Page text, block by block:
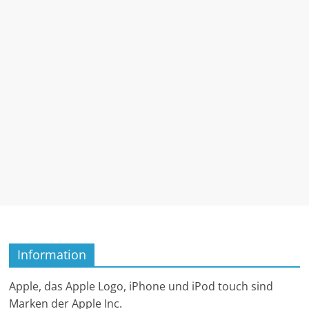
Information
Apple, das Apple Logo, iPhone und iPod touch sind
Marken der Apple Inc.